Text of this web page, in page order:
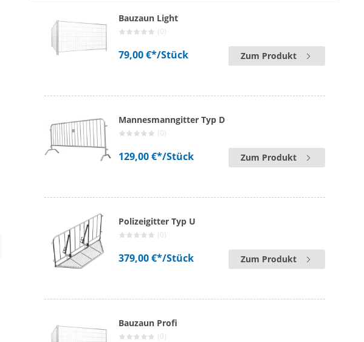
Bauzaun Light
(0)
79,00 €*/Stück Zum Produkt
Mannesmanngitter Typ D
(0)
129,00 €*/Stück Zum Produkt
Polizeigitter Typ U
(0)
379,00 €*/Stück Zum Produkt
Bauzaun Profi
(0)